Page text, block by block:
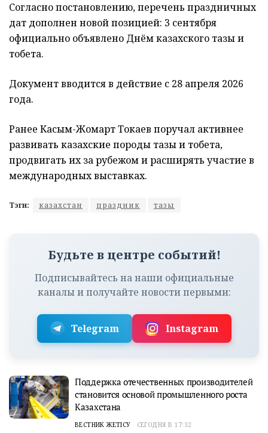
Согласно постановлению, перечень праздничных
дат дополнен новой позицией: 3 сентября
официально объявлено Днём казахского тазы и
тобета.
Документ вводится в действие с 28 апреля 2026
года.
Ранее Касым-Жомарт Токаев поручал активнее
развивать казахские породы тазы и тобета,
продвигать их за рубежом и расширять участие в
международных выставках.
Тэги: казахстан праздник тазы
Будьте в центре событий!
Подписывайтесь на наши официальные
каналы и получайте новости первыми:
Telegram Instagram
Поддержка отечественных производителей
становится основой промышленного роста
Казахстана
ВЕСТНИК ЖЕТІСУ СЕГОДНЯ В 17:32